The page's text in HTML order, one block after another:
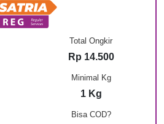
Bisa COD?
Total Ongkir
Rp 14.500
Minimal Kg
1 Kg